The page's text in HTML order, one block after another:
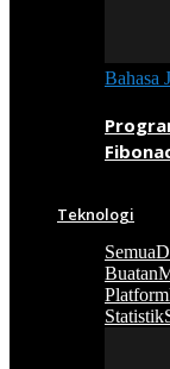
Bahasa
Teknologi
Semua
Buatan
Platform
Statistik